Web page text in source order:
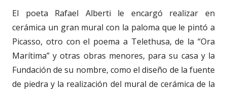
El poeta Rafael Alberti le encargó realizar en
cerámica un gran mural con la paloma que le pintó a
Picasso, otro con el poema a Telethusa, de la “Ora
Marítima” y otras obras menores, para su casa y la
Fundación de su nombre, como el diseño de la fuente
de piedra y la realización del mural de cerámica de la